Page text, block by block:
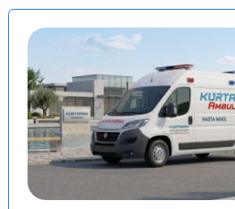
Ambulans Nedir?
Türkiye'deki
KURTARAN 10/06/2026